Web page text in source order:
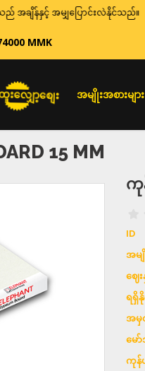
ျိန်နှင့် အမျှပြောင်းလဲနိုင်သည်။
MMK
လျှော့စျေး အမျိုးအစားများ
15 MM
ကု
ID
အမ
ဈေး
ရရှိ
အ
မေ
ကုန်